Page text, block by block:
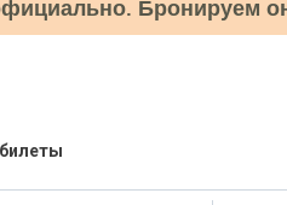
Ру
Бронируем